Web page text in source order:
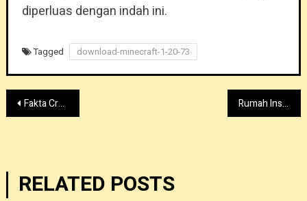
diperluas dengan indah ini.
Tagged download-minecraft-1-20-73
Post
Fakta Creeper Legendaris dan Bagaimana Mereka Membentuk Sejarah Minecraft Rumah Inspiratif di Minecraft: Tips dan Trik Membuatnya
RELATED POSTS